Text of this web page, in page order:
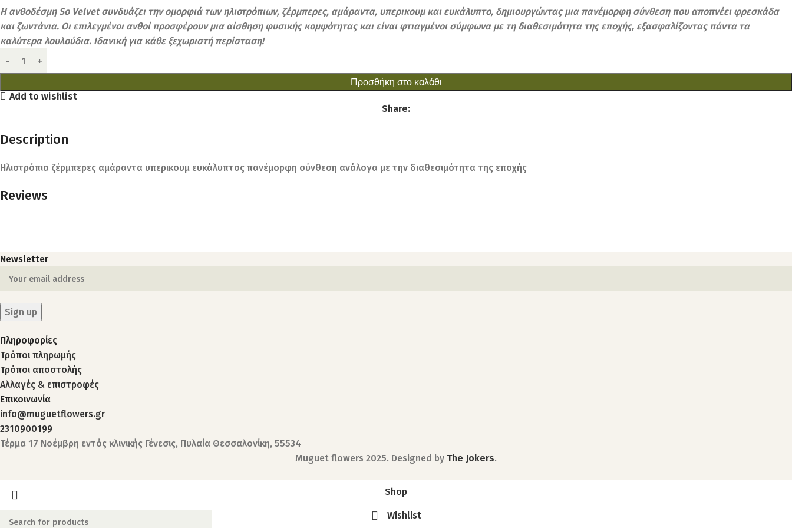
Η ανθοδέσμη So Velvet συνδυάζει την ομορφιά των ηλιοτρόπιων, ζέρμπερες, αμάραντα, υπερικουμ και ευκάλυπτο, δημιουργώντας μια πανέμορφη σύνθεση που αποπνέει φρεσκάδα
και ζωντάνια. Οι επιλεγμένοι ανθοί προσφέρουν μια αίσθηση φυσικής κομψότητας και είναι φτιαγμένοι σύμφωνα με τη διαθεσιμότητα της εποχής, εξασφαλίζοντας πάντα τα
καλύτερα λουλούδια. Ιδανική για κάθε ξεχωριστή περίσταση!
Προσθήκη στο καλάθι
Add to wishlist
Share:
Description
Ηλιοτρόπια ζέρμπερες αμάραντα υπερικουμ ευκάλυπτος πανέμορφη σύνθεση ανάλογα με την διαθεσιμότητα της εποχής
Reviews
Newsletter
Πληροφορίες
Τρόποι πληρωμής
Τρόποι αποστολής
Αλλαγές & επιστροφές
Επικοινωνία
info@muguetflowers.gr
2310900199
Τέρμα 17 Νοέμβρη εντός κλινικής Γένεσις, Πυλαία Θεσσαλονίκη, 55534
Muguet flowers 2025. Designed by The Jokers.
Shop
Wishlist